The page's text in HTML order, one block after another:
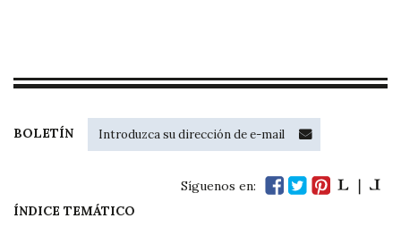
BOLETÍN
Síguenos en:
ÍNDICE TEMÁTICO